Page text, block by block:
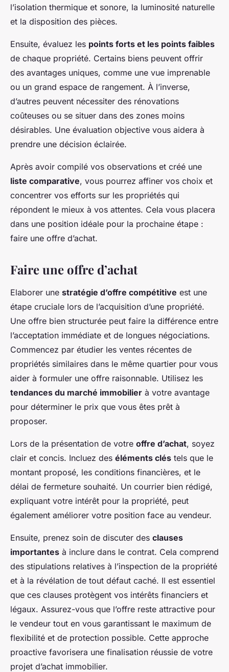
l’isolation thermique et sonore, la luminosité naturelle
et la disposition des pièces.
Ensuite, évaluez les points forts et les points faibles
de chaque propriété. Certains biens peuvent offrir
des avantages uniques, comme une vue imprenable
ou un grand espace de rangement. À l’inverse,
d’autres peuvent nécessiter des rénovations
coûteuses ou se situer dans des zones moins
désirables. Une évaluation objective vous aidera à
prendre une décision éclairée.
Après avoir compilé vos observations et créé une
liste comparative, vous pourrez affiner vos choix et
concentrer vos efforts sur les propriétés qui
répondent le mieux à vos attentes. Cela vous placera
dans une position idéale pour la prochaine étape :
faire une offre d’achat.
Faire une offre d’achat
Elaborer une stratégie d’offre compétitive est une
étape cruciale lors de l’acquisition d’une propriété.
Une offre bien structurée peut faire la différence entre
l’acceptation immédiate et de longues négociations.
Commencez par étudier les ventes récentes de
propriétés similaires dans le même quartier pour vous
aider à formuler une offre raisonnable. Utilisez les
tendances du marché immobilier à votre avantage
pour déterminer le prix que vous êtes prêt à
proposer.
Lors de la présentation de votre offre d’achat, soyez
clair et concis. Incluez des éléments clés tels que le
montant proposé, les conditions financières, et le
délai de fermeture souhaité. Un courrier bien rédigé,
expliquant votre intérêt pour la propriété, peut
également améliorer votre position face au vendeur.
Ensuite, prenez soin de discuter des clauses
importantes à inclure dans le contrat. Cela comprend
des stipulations relatives à l’inspection de la propriété
et à la révélation de tout défaut caché. Il est essentiel
que ces clauses protègent vos intérêts financiers et
légaux. Assurez-vous que l’offre reste attractive pour
le vendeur tout en vous garantissant le maximum de
flexibilité et de protection possible. Cette approche
proactive favorisera une finalisation réussie de votre
projet d’achat immobilier.